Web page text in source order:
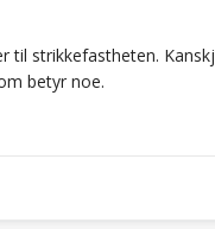
til strikkefastheten.
betyr noe.